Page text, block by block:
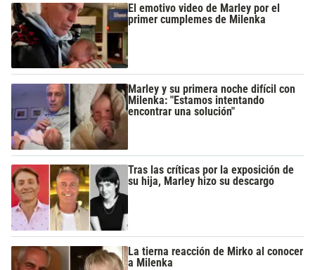
El emotivo video de Marley por el
primer cumplemes de Milenka
Marley y su primera noche difícil con
Milenka: "Estamos intentando
encontrar una solución"
Tras las críticas por la exposición de
su hija, Marley hizo su descargo
La tierna reacción de Mirko al conocer
a Milenka